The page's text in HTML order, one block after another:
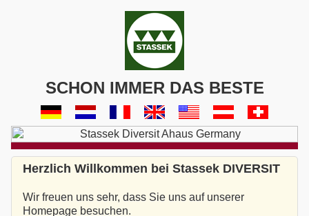
SCHON IMMER DAS BESTE
Herzlich Willkommen bei Stassek DIVERSIT
Wir freuen uns sehr, dass Sie uns auf unserer
Homepage besuchen.